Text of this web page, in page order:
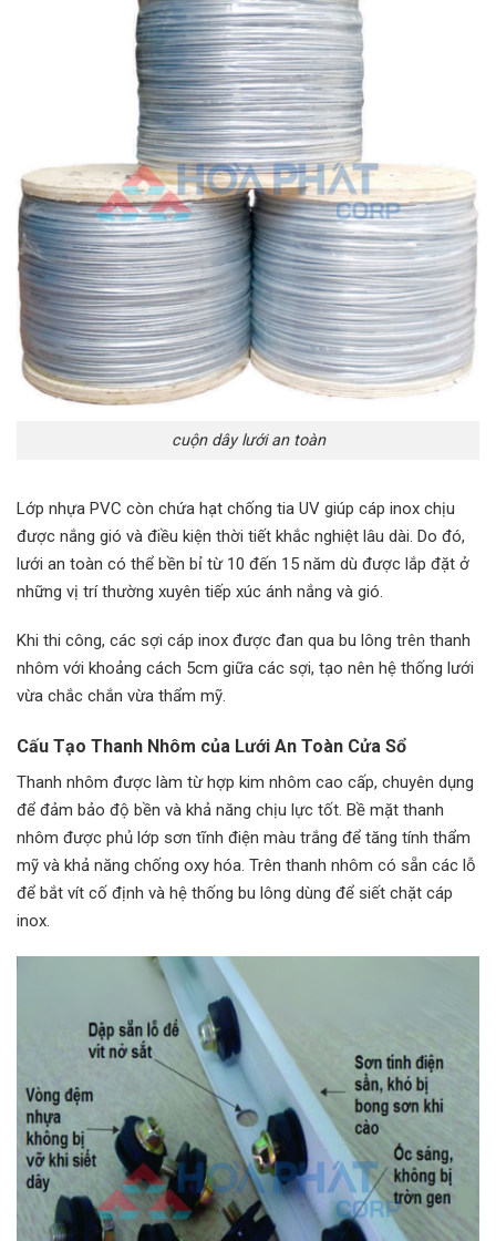
cuộn dây lưới an toàn
Lớp nhựa PVC còn chứa hạt chống tia UV giúp cáp inox chịu
được nắng gió và điều kiện thời tiết khắc nghiệt lâu dài. Do đó,
lưới an toàn có thể bền bỉ từ 10 đến 15 năm dù được lắp đặt ở
những vị trí thường xuyên tiếp xúc ánh nắng và gió.
Khi thi công, các sợi cáp inox được đan qua bu lông trên thanh
nhôm với khoảng cách 5cm giữa các sợi, tạo nên hệ thống lưới
vừa chắc chắn vừa thẩm mỹ.
Cấu Tạo Thanh Nhôm của Lưới An Toàn Cửa Sổ
Thanh nhôm được làm từ hợp kim nhôm cao cấp, chuyên dụng
để đảm bảo độ bền và khả năng chịu lực tốt. Bề mặt thanh
nhôm được phủ lớp sơn tĩnh điện màu trắng để tăng tính thẩm
mỹ và khả năng chống oxy hóa. Trên thanh nhôm có sẵn các lỗ
để bắt vít cố định và hệ thống bu lông dùng để siết chặt cáp
inox.